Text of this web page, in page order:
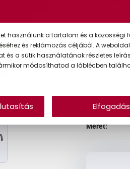
Korábbi ár:
Akciós ár:
Online
Méret:
használunk a tartalom és a közösségi
és reklámozás céljából. A
és a sütik használatának részletes
módosíthatod a láblécben
Elfogadás